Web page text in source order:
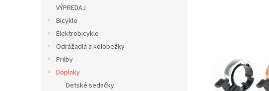
VÝPREDAJ
Bicykle
Elektrobicykle
Odrážadlá a kolobežky
Prilby
Doplnky
Detské sedačky